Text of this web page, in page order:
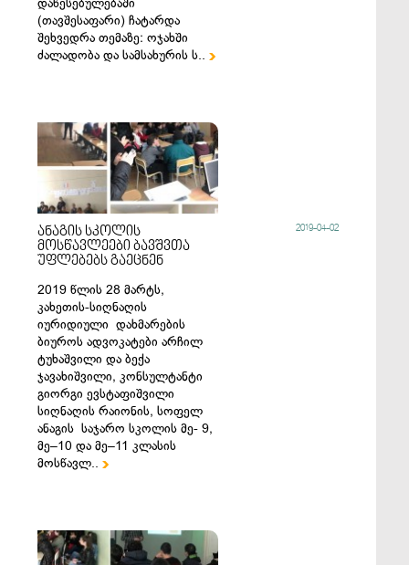
დაწესებულებაში
(თავშესაფარი) ჩატარდა
შეხვედრა თემაზე: ოჯახში
ძალადობა და სამსახურის ს..
ანაგის სკოლის
მოსწავლეები ბავშვთა
უფლებებს გაეცნენ
2019 წლის 28 მარტს,
კახეთის-სიღნაღის
იურიდიული დახმარების
ბიუროს ადვოკატები არჩილ
ტუხაშვილი და ბექა
ჯავახიშვილი, კონსულტანტი
გიორგი ევსტაფიშვილი
სიღნაღის რაიონის, სოფელ
ანაგის საჯარო სკოლის მე- 9,
მე–10 და მე–11 კლასის
მოსწავლ..
2019-04-02